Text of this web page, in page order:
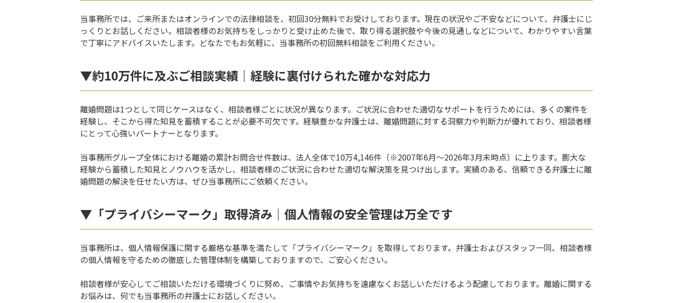
当事務所では、ご来所またはオンラインでの法律相談を、初回30分無料でお受けしております。現在の状況やご不安などについて、弁護士にじ
っくりとお話しください。相談者様のお気持ちをしっかりと受け止めた後で、取り得る選択肢や今後の見通しなどについて、わかりやすい言葉
で丁寧にアドバイスいたします。どなたでもお気軽に、当事務所の初回無料相談をご利用ください。
▼約10万件に及ぶご相談実績｜経験に裏付けられた確かな対応力
離婚問題は1つとして同じケースはなく、相談者様ごとに状況が異なります。ご状況に合わせた適切なサポートを行うためには、多くの案件を
経験し、そこから得た知見を蓄積することが必要不可欠です。経験豊かな弁護士は、離婚問題に対する洞察力や判断力が優れており、相談者様
にとって心強いパートナーとなります。
当事務所グループ全体における離婚の累計お問合せ件数は、法人全体で10万4,146件（※2007年6月～2026年3月末時点）に上ります。膨大な
経験から蓄積した知見とノウハウを活かし、相談者様のご状況に合わせた適切な解決策を見つけ出します。実績のある、信頼できる弁護士に離
婚問題の解決を任せたい方は、ぜひ当事務所にご依頼ください。
▼「プライバシーマーク」取得済み｜個人情報の安全管理は万全です
当事務所は、個人情報保護に関する厳格な基準を満たして「プライバシーマーク」を取得しております。弁護士およびスタッフ一同、相談者様
の個人情報を守るための徹底した管理体制を構築しておりますので、ご安心ください。
相談者様が安心してご相談いただける環境づくりに努め、ご事情やお気持ちを遠慮なくお話しいただけるよう配慮しております。離婚に関する
お悩みは、何でも当事務所の弁護士にお話しください。